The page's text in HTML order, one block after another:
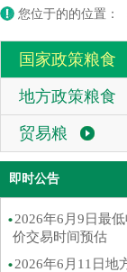
您位于的的位置：
国家政策粮食
地方政策粮食
贸易粮
即时公告
2026年6月9日最
价交易时间预估
2026年6月11日地